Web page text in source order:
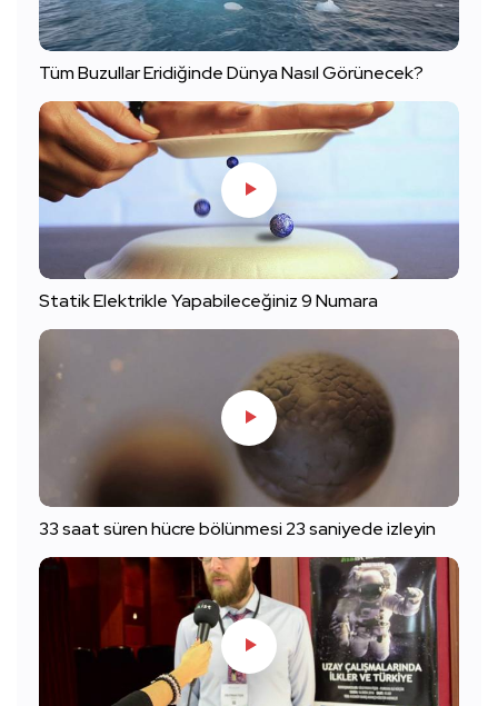
Tüm Buzullar Eridiğinde Dünya Nasıl Görünecek?
Statik Elektrikle Yapabileceğiniz 9 Numara
33 saat süren hücre bölünmesi 23 saniyede izleyin